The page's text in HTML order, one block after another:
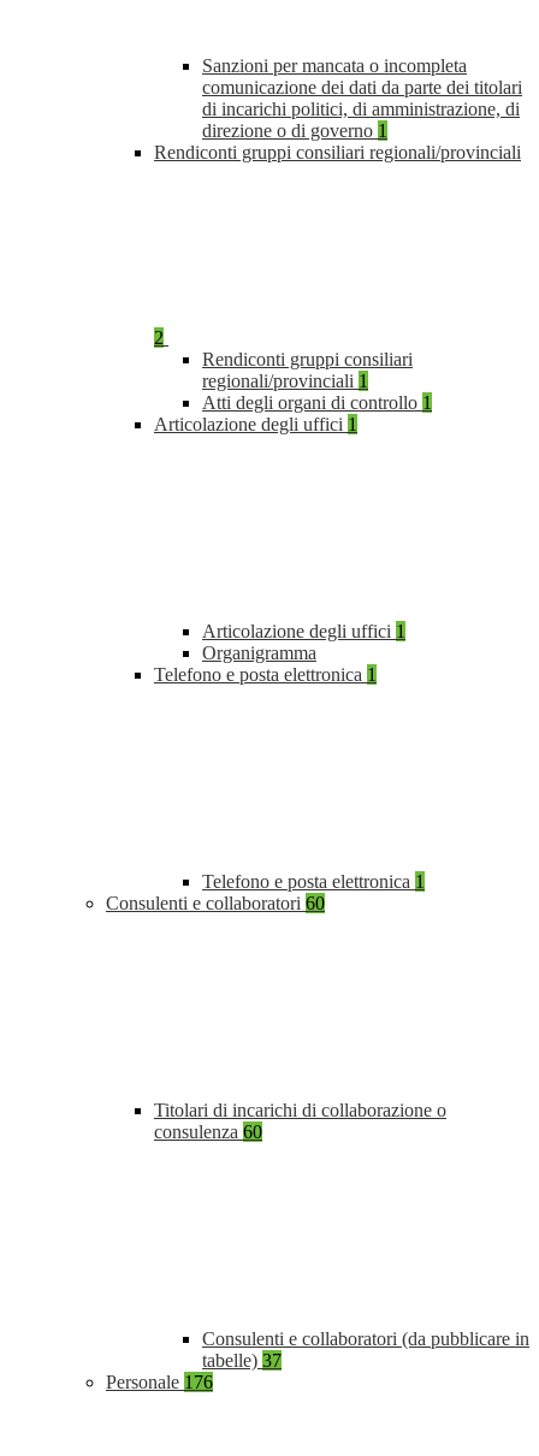
Sanzioni per mancata o incompleta
comunicazione dei dati da parte dei titolari
di incarichi politici, di amministrazione, di
direzione o di governo 1
Rendiconti gruppi consiliari regionali/provinciali
2
Rendiconti gruppi consiliari
regionali/provinciali 1
Atti degli organi di controllo 1
Articolazione degli uffici 1
Articolazione degli uffici 1
Organigramma
Telefono e posta elettronica 1
Telefono e posta elettronica 1
Consulenti e collaboratori 60
Titolari di incarichi di collaborazione o
consulenza 60
Consulenti e collaboratori (da pubblicare in
tabelle) 37
Personale 176